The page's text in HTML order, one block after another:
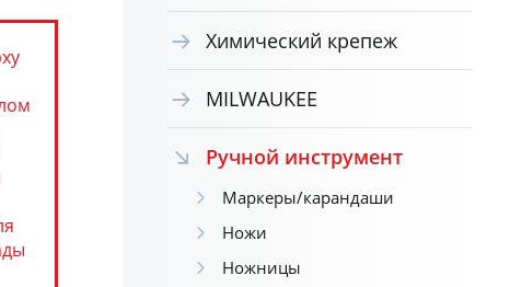
Химический крепеж
MILWAUKEE
Ручной инструмент
Маркеры/карандаши
Ножи
Ножницы